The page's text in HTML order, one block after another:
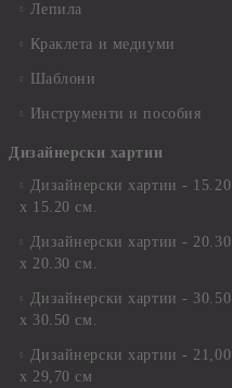
Лепила
Краклета и медиуми
Шаблони
Инструменти и пособия
Дизайнерски хартии
Дизайнерски хартии - 15.20
х 15.20 см.
Дизайнерски хартии - 20.30
х 20.30 см.
Дизайнерски хартии - 30.50
х 30.50 см.
Дизайнерски хартии - 21,00
х 29,70 см